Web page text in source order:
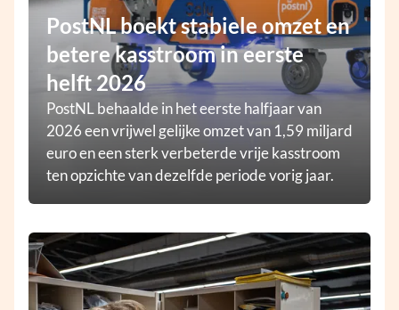
PostNL boekt stabiele omzet en
betere kasstroom in eerste
helft 2026
PostNL behaalde in het eerste halfjaar van
2026 een vrijwel gelijke omzet van 1,59 miljard
euro en een sterk verbeterde vrije kasstroom
ten opzichte van dezelfde periode vorig jaar.